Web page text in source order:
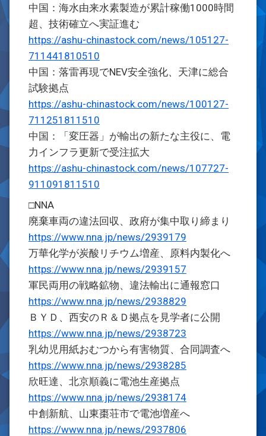
中国：海水由来水素製造が累計稼働1000時間
超、技術確立へ実証進む
https://ashu-chinastock.com/news/105127-
711441810510
中国：落雷再現でNEV安全強化、天津に総合
試験拠点
https://ashu-chinastock.com/news/100127-
711251811510
中国：「変圧器」が輸出の新たな主役に、電
力インフラ更新で受注拡大
https://ashu-chinastock.com/news/107727-
911091811510
□NNA
廃棄車両の違法回収、政府が集中取り締まり
https://www.nna.jp/news/2939179
万華化学が炭酸リチウム増産、原料内製化へ
https://www.nna.jp/news/2939157
軍民両用の戦略鉱物、違法輸出に通報窓口
https://www.nna.jp/news/2938829
ＢＹＤ、西安のＲ＆Ｄ拠点を見学者に公開
https://www.nna.jp/news/2938723
乳幼児用紙おむつから有害物質、合同調査へ
https://www.nna.jp/news/2938285
欣旺達、北京順義に電池生産拠点
https://www.nna.jp/news/2938174
中創新航、山東棗荘市で電池増産へ
https://www.nna.jp/news/2937806